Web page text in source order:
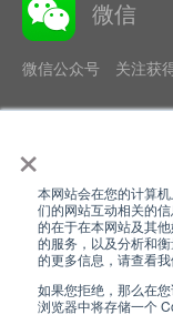
×
本网站会在您的计算
们的网站互动相关的
的在于在本网站及其
的服务，以及分析和
的更多信息，请查看我
如果您拒绝，那么在
浏览器中将存储一个
微信
微信公众号 关注获
隐私政策
Cookie Policy
Nisshinbo